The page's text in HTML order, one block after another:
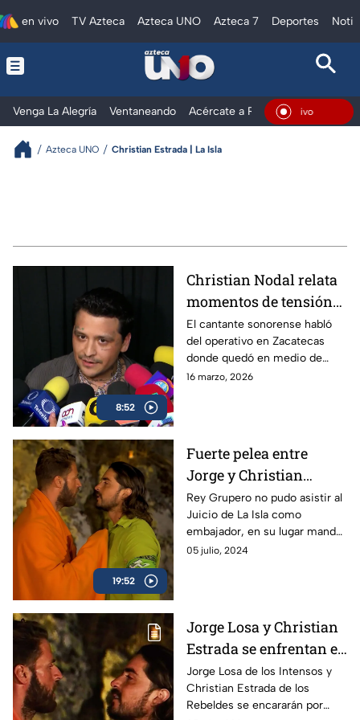
en vivo TV Azteca Azteca UNO Azteca 7 Deportes
Venga La Alegría Ventaneando Acércate a Rocío Al Extremo
En Vivo
Azteca UNO Christian Estrada | La Isla
8:52
Christian Nodal relata
momentos de tensión
en Zacatecas y
confirma demanda
contra Cazzu
El cantante sonorense habló
del operativo en Zacatecas
donde quedó en medio de
fuego cruzado junto con su
16 marzo, 2026
19:52
Fuerte pelea entre
Jorge y Christian
durante el Juicio de La
Isla
Rey Grupero no pudo asistir al
Juicio de La Isla como
embajador, en su lugar mandó
a Christian y él aprovechó para
05 julio, 2024
Jorge Losa y Christian
Estrada se enfrentan en
La Isla
Jorge Losa de los Intensos y
Christian Estrada de los
Rebeldes se encararán por